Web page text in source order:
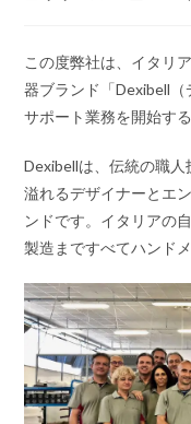
この度弊社は、イタリ
器ブランド「Dexibell
サポート業務を開始す
Dexibellは、伝統の職
溢れるデザイナーとエ
ンドです。イタリアの
製造まですべてハンド